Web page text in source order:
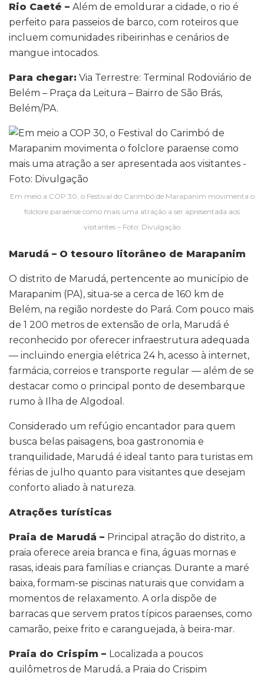
Rio Caeté – Além de emoldurar a cidade, o rio é
perfeito para passeios de barco, com roteiros que
incluem comunidades ribeirinhas e cenários de
mangue intocados.
Para chegar: Via Terrestre: Terminal Rodoviário de
Belém – Praça da Leitura – Bairro de São Brás,
Belém/PA.
Em meio a COP 30, o Festival do Carimbó de Marapanim movimenta o
folclore paraense como mais uma atração a ser apresentada aos
visitantes – Foto: Divulgação
Marudá – O tesouro litorâneo de Marapanim
O distrito de Marudá, pertencente ao município de
Marapanim (PA), situa-se a cerca de 160 km de
Belém, na região nordeste do Pará. Com pouco mais
de 1 200 metros de extensão de orla, Marudá é
reconhecido por oferecer infraestrutura adequada
— incluindo energia elétrica 24 h, acesso à internet,
farmácia, correios e transporte regular — além de se
destacar como o principal ponto de desembarque
rumo à Ilha de Algodoal.
Considerado um refúgio encantador para quem
busca belas paisagens, boa gastronomia e
tranquilidade, Marudá é ideal tanto para turistas em
férias de julho quanto para visitantes que desejam
conforto aliado à natureza.
Atrações turísticas
Praia de Marudá – Principal atração do distrito, a
praia oferece areia branca e fina, águas mornas e
rasas, ideais para famílias e crianças. Durante a maré
baixa, formam-se piscinas naturais que convidam a
momentos de relaxamento. A orla dispõe de
barracas que servem pratos típicos paraenses, como
camarão, peixe frito e caranguejada, à beira-mar.
Praia do Crispim – Localizada a poucos
quilômetros de Marudá, a Praia do Crispim